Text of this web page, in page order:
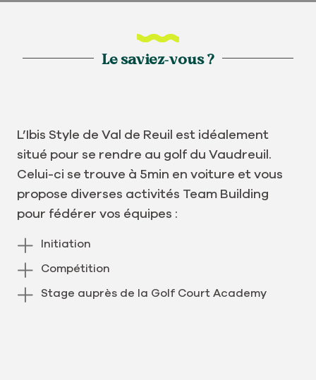
Le saviez-vous ?
L’Ibis Style de Val de Reuil est idéalement
situé pour se rendre au golf du Vaudreuil.
Celui-ci se trouve à 5min en voiture et vous
propose diverses activités Team Building
pour fédérer vos équipes :
Initiation
Compétition
Stage auprès de la Golf Court Academy